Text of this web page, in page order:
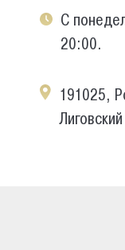
С
20:00.
191025,